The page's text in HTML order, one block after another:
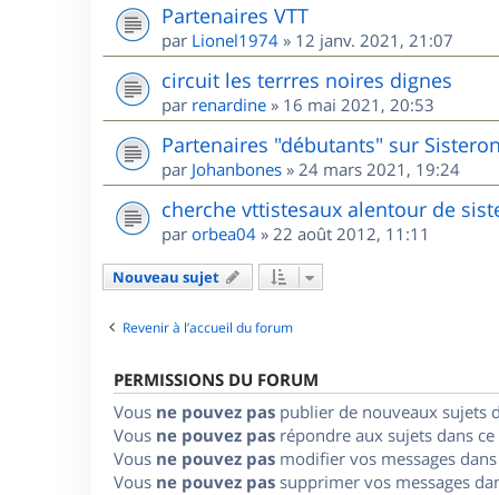
Partenaires VTT
par Lionel1974 » 12 janv. 2021, 21:07
circuit les terrres noires dignes
par renardine » 16 mai 2021, 20:53
Partenaires "débutants" sur
par Johanbones » 24 mars 2021, 19:24
cherche vttistesaux alentour de
par orbea04 » 22 août 2012, 11:11
Nouveau sujet
Revenir à l’accueil du forum
PERMISSIONS DU FORUM
Vous ne pouvez pas publier de nouveaux sujets
Vous ne pouvez pas répondre aux sujets dans
Vous ne pouvez pas modifier vos messages
Vous ne pouvez pas supprimer vos messages